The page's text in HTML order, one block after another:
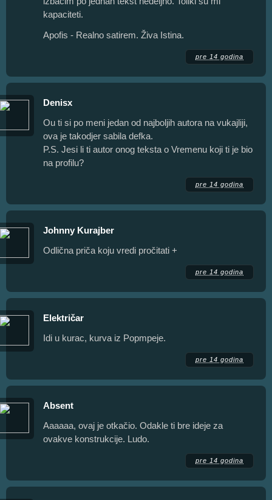
kapaciteti.
Apofis - Realno satirem. Živa Istina.
pre 14 godina
Denisx
Ou ti si po meni jedan od najboljih autora na vukajliji,
ova je takodjer sabila defka.
P.S. Jesi li ti autor onog teksta o Vremenu koji ti je bio
na profilu?
pre 14 godina
Johnny Kurajber
Odlična priča koju vredi pročitati +
pre 14 godina
Električar
Idi u kurac, kurva iz Popmpeje.
pre 14 godina
Absent
Aaaaaa, ovaj je otkačio. Odakle ti bre ideje za
ovakve konstrukcije. Ludo.
pre 14 godina